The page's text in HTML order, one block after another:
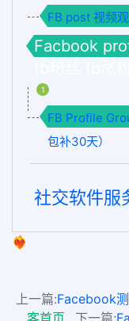
FB post 视频
Facbook
1
FB Profile
包补30天）
社交软件
❤️‍🔥
上一篇:Facebook
客首页
下一篇: